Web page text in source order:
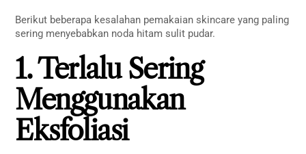
Berikut beberapa kesalahan pemakaian skincare yang paling
sering menyebabkan noda hitam sulit pudar.
1. Terlalu Sering
Menggunakan
Eksfoliasi